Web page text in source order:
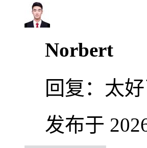
Norbert
回复： 太
发布于